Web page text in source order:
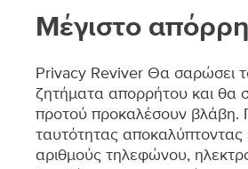
Μέγιστο
Privacy Reviver Θα σαρώσει
ζητήματα απορρήτου και θα
προτού προκαλέσουν βλάβη.
ταυτότητας
αριθμούς τηλεφώνου,